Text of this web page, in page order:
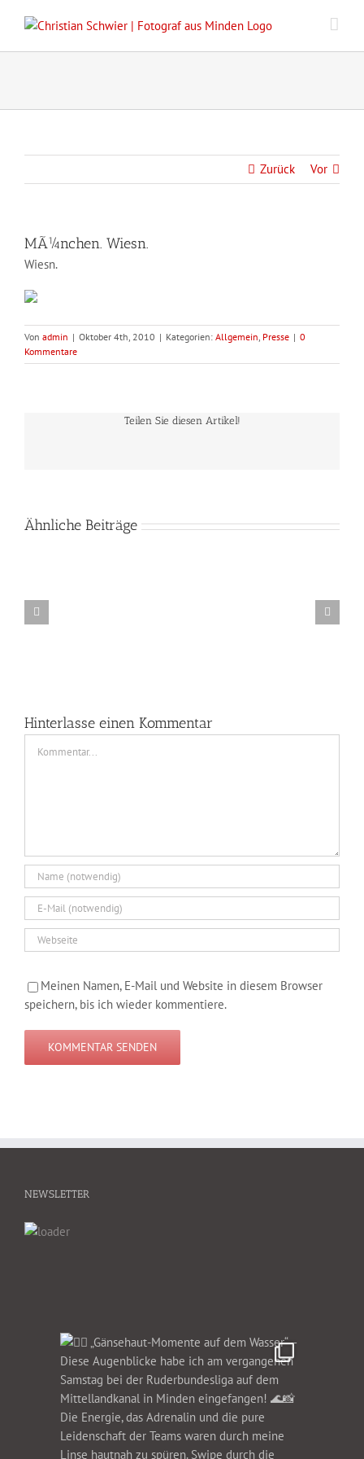
Inhalt
Zurück Vor
MÃ¼nchen. Wiesn.
Wiesn.
Von admin | Oktober 4th, 2010 | Kategorien: Allgemein, Presse | 0
Kommentare
Teilen Sie diesen Artikel!
Ähnliche Beiträge
Hinterlasse einen Kommentar
Meinen Namen, E-Mail und Website in diesem Browser
speichern, bis ich wieder kommentiere.
NEWSLETTER